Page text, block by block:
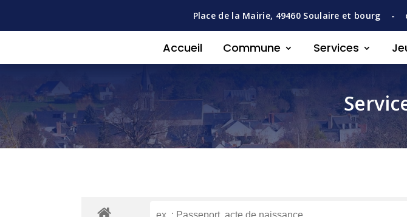
Place de la Mairie, 49460 Soulaire et bourg -
Accueil Commune Services